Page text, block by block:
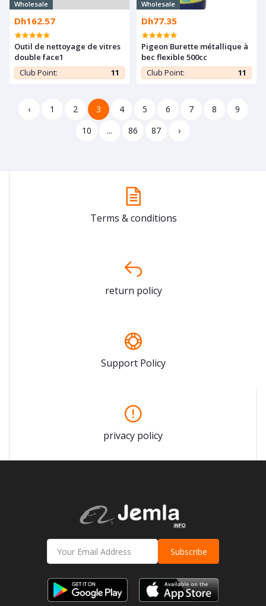
Wholesale
Dh162.57
Outil de nettoyage de vitres
double face1
Club Point:
11
Wholesale
Dh77.35
Pigeon Burette métallique à
bec flexible 500cc
Club Point:
11
‹ 1 2 3 4 5 6 7 8
9
10
... 86 87 ›
Terms & conditions
return policy
Support Policy
privacy policy
Subscribe